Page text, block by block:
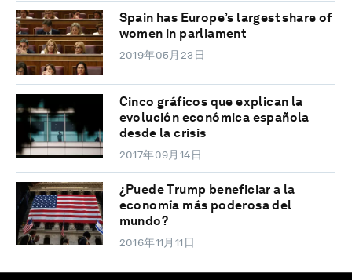
Spain has Europe’s largest share of
women in parliament
2019年05月23日
Cinco gráficos que explican la
evolución económica española
desde la crisis
2017年09月14日
¿Puede Trump beneficiar a la
economía más poderosa del
mundo?
2016年11月11日